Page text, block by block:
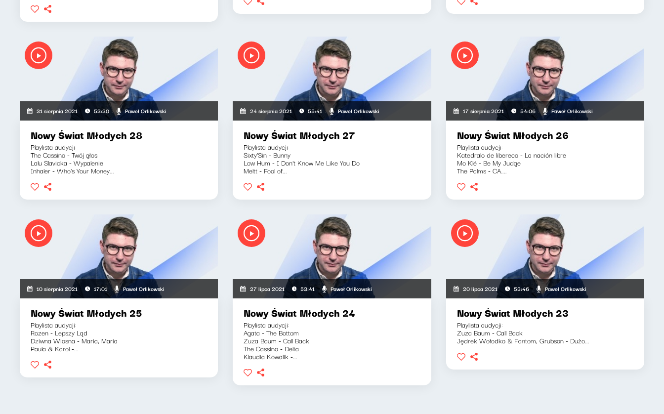
31 sierpnia 2021 53:30 Paweł Orlikowski
Nowy Świat Młodych 28
Playlista audycji:
The Cassino - Twój głos
Lalu Slavicka - Wypalenie
Inhaler - Who's Your Money...
24 sierpnia 2021 55:41 Paweł Orlikowski
Nowy Świat Młodych 27
Playlista audycji:
Sixty'Sin - Bunny
Low Hum - I Don't Know Me Like You Do
Meltt - Fool of...
17 sierpnia 2021 54:06 Paweł Orlikowski
Nowy Świat Młodych 26
Playlista audycji:
Katedralo de libereco - La nación libre
Mo Klé - Be My Judge
The Palms - CA....
10 sierpnia 2021 17:01 Paweł Orlikowski
Nowy Świat Młodych 25
Playlista audycji:
Rozen - Lepszy Ląd
Dziwna Wiosna - Maria, Maria
Paula & Karol -...
27 lipca 2021 53:41 Paweł Orlikowski
Nowy Świat Młodych 24
Playlista audycji:
Agata - The Bottom
Zuza Baum - Call Back
The Cassino - Delta
Klaudia Kowalik -...
20 lipca 2021 53:46 Paweł Orlikowski
Nowy Świat Młodych 23
Playlista audycji:
Zuza Baum - Call Back
Jędrek Wołodko & Fantom, Grubson - Dużo...